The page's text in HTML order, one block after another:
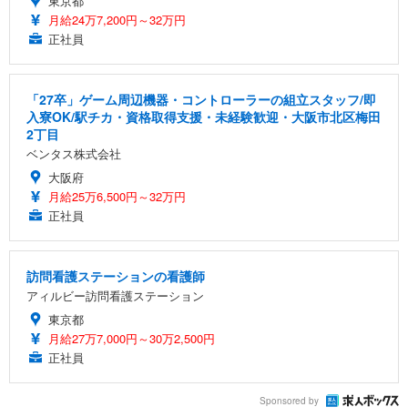
月給24万7,200円～32万円
正社員
「27卒」ゲーム周辺機器・コントローラーの組立スタッフ/即
入寮OK/駅チカ・資格取得支援・未経験歓迎・大阪市北区梅田
2丁目
ベンタス株式会社
大阪府
月給25万6,500円～32万円
正社員
訪問看護ステーションの看護師
アィルビー訪問看護ステーション
東京都
月給27万7,000円～30万2,500円
正社員
Sponsored by